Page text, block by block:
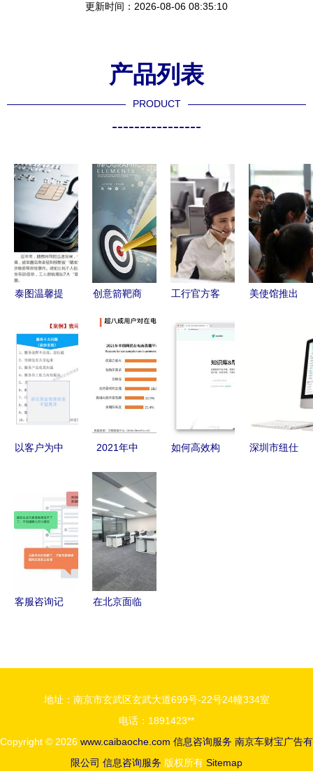
更新时间：2026-08-06 08:35:10
产品列表
PRODUCT
----------------
泰图温馨提
七个网络套
路，严防信
息被盗
创意箭靶商
视觉利器
工行官方客
线 便捷服
美使馆推出
以客户为中
为LTC与
ITR流程在
江苏通服×
诚易达信息
咨询服务的
2021年中
服务行业
信息咨询服
务驱动数字
化转型新引
擎
如何高效构
深圳市纽仕
客服咨询记
化之路
在北京面临
务或许能帮
到你
地址：南京市玄武区玄武大道699号-22号24幢334室
电话：1891423**
Copyright © 2026 www.caibaoche.com 信息咨询服务 南京车财宝广告有
限公司 信息咨询服务 版权所有 Sitemap